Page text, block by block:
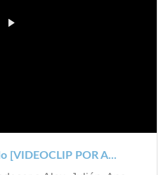
[VIDEOCLIP POR A...